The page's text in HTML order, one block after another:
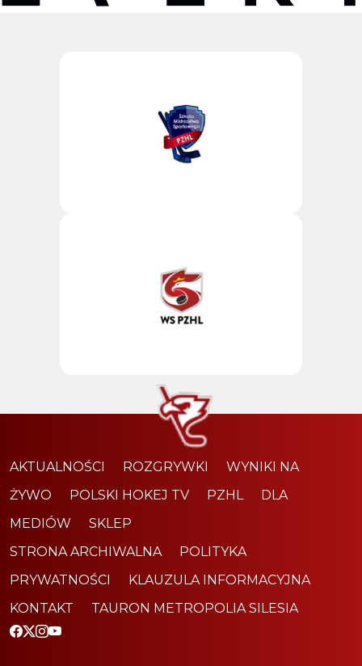
AKTUALNOŚCI ROZGRYWKI
WYNIKI NA
ŻYWO
POLSKI HOKEJ TV PZHL
DLA
MEDIÓW
SKLEP
STRONA ARCHIWALNA
POLITYKA
PRYWATNOŚCI
KLAUZULA INFORMACYJNA
KONTAKT
TAURON METROPOLIA SILESIA